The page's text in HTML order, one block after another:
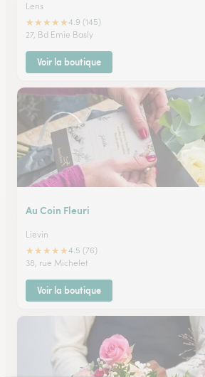
Lens
★★★★★4.9 (145)
27, Bd Emie Basly
Voir la boutique
Au Coin Fleuri
Lievin
★★★★★4.5 (76)
38, rue Michelet
Voir la boutique